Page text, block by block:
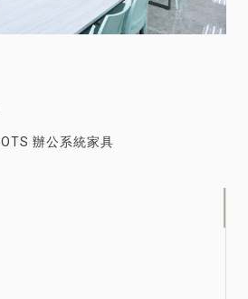
OTS 辦公系統家具